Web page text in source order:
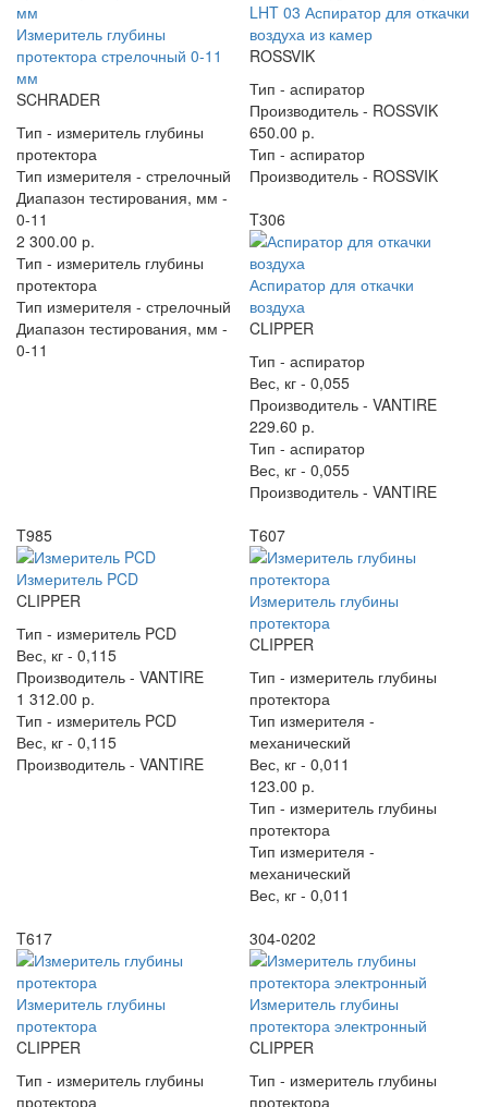
Измеритель глубины
протектора стрелочный 0-11
мм
SCHRADER
Тип - измеритель глубины
протектора
Тип измерителя - стрелочный
Диапазон тестирования, мм -
0-11
2 300.00 р.
Тип - измеритель глубины
протектора
Тип измерителя - стрелочный
Диапазон тестирования, мм -
0-11
LHT 03 Аспиратор для откачки
воздуха из камер
ROSSVIK
Тип - аспиратор
Производитель - ROSSVIK
650.00 р.
Тип - аспиратор
Производитель - ROSSVIK
T306
Аспиратор для откачки
воздуха
CLIPPER
Тип - аспиратор
Вес, кг - 0,055
Производитель - VANTIRE
229.60 р.
Тип - аспиратор
Вес, кг - 0,055
Производитель - VANTIRE
T985
Измеритель PCD
CLIPPER
Тип - измеритель PCD
Вес, кг - 0,115
Производитель - VANTIRE
1 312.00 р.
Тип - измеритель PCD
Вес, кг - 0,115
Производитель - VANTIRE
T607
Измеритель глубины
протектора
CLIPPER
Тип - измеритель глубины
протектора
Тип измерителя -
механический
Вес, кг - 0,011
123.00 р.
Тип - измеритель глубины
протектора
Тип измерителя -
механический
Вес, кг - 0,011
T617
Измеритель глубины
протектора
CLIPPER
Тип - измеритель глубины
протектора
304-0202
Измеритель глубины
протектора электронный
CLIPPER
Тип - измеритель глубины
протектора